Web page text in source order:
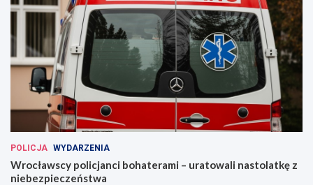
POLICJA WYDARZENIA
Wrocławscy policjanci bohaterami – uratowali nastolatkę z
niebezpieczeństwa